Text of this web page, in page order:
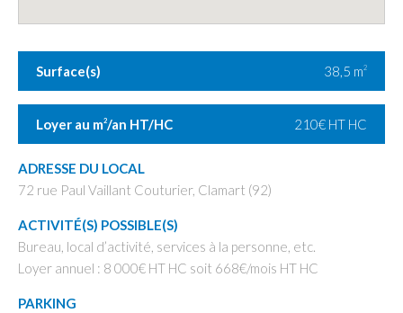
Surface(s) 38,5 m2
Loyer au m2/an HT/HC 210€ HT HC
ADRESSE DU LOCAL
72 rue Paul Vaillant Couturier, Clamart (92)
ACTIVITÉ(S) POSSIBLE(S)
Bureau, local d’activité, services à la personne, etc.
Loyer annuel : 8 000€ HT HC soit 668€/mois HT HC
PARKING